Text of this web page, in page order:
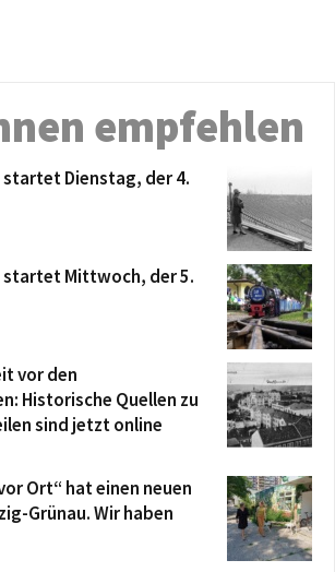
empfehlen
startet Dienstag, der 4.
startet Mittwoch, der 5.
vor den
Historische Quellen zu
sind jetzt online
Ort“ hat einen neuen
Grünau. Wir haben